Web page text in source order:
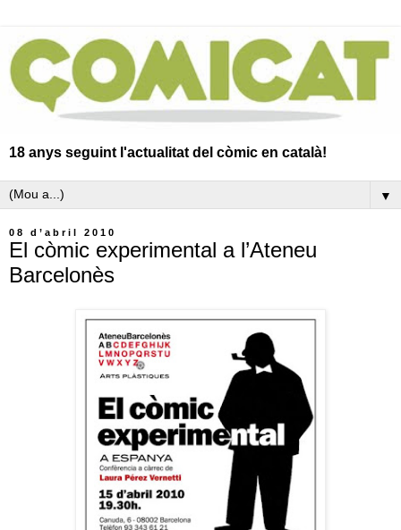
18 anys seguint l'actualitat del còmic en català!
▼
08 d’abril 2010
El còmic experimental a l’Ateneu
Barcelonès